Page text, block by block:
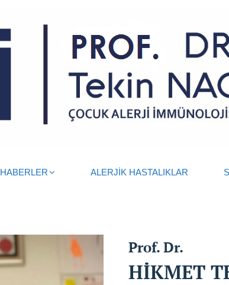
HABERLER ALERJİK HASTALIKLAR
Prof. Dr.
HİKMET